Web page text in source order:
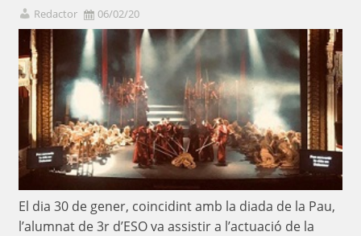
Redactor 06/02/20
El dia 30 de gener, coincidint amb la diada de la Pau,
l’alumnat de 3r d’ESO va assistir a l’actuació de la